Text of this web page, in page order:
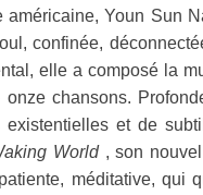
américaine, Youn Sun
confinée,
elle a composé la
onze chansons.
existentielles et de
World, son
méditative, qui